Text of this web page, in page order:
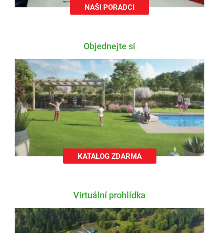
NAŠI PORADCI
Objednejte si
KATALOG ZDARMA
Virtuální prohlídka